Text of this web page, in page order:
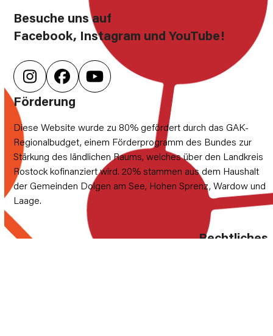
Besuche uns auf
Facebook, Instagram und YouTube!
Instagram
FacebookYouTube
Förderung
Diese Website wurde zu 80% gefördert durch das GAK-
Regionalbudget, einem Förderprogramm des Bundes zur
Stärkung des ländlichen Raums, welches über den Landkreis
Rostock kofinanziert wird. 20% stammen aus dem Haushalt
der Gemeinden Dolgen am See, Hohen Sprenz, Wardow und
Laage.
Rechtliches